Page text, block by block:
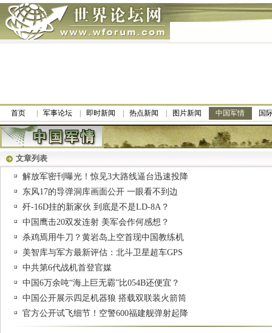
首页 军事论坛 即时新闻 热点新闻 图片新闻 中国军情 国
文章列表
解放军密刊曝光！惊见3大路线逼台迅速投降
东风17的导弹洞库画面公开 一眼看不到边
歼-16D挂的新家伙 到底是不是LD-8A？
中国鹰击20双发连射 美军会作何感想？
杀鸡焉用牛刀？黄岩岛上空首现中国教练机
美智库与军方最新评估：北斗卫星超车GPS
中共第6代战机首登官媒
中国6万余吨“海上巨无霸”比054B还便宜？
中国公开展示四足机器狼 搭载双联装火箭筒
官方公开试飞细节！空警600福建舰弹射起降